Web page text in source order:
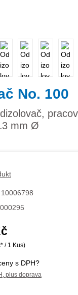
No. 100
mm Ø
10006798
/ 1 Kus)
s DPH?
plus doprava